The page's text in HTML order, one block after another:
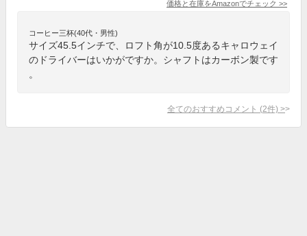
価格と在庫をAmazonでチェック >>
コーヒー三杯(40代・男性)
サイズ45.5インチで、ロフト角が10.5度あるキャロウェイ
のドライバーはいかがですか。シャフトはカーボン製です
。
全てのおすすめコメント (2件) >